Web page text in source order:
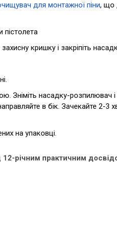
для монтажної піни, що
пістолета
кришку і закріпіть
Зніміть насадку-розпилювач і
в бік. Зачекайте 2-3
на упаковці.
12-річним практичним